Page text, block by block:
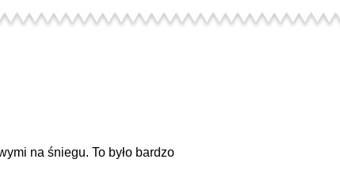
na śniegu. To było bardzo